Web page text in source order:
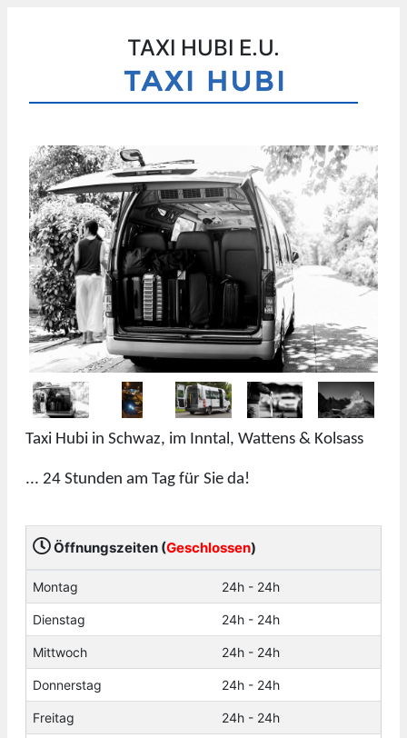
TAXI HUBI E.U.
Taxi Hubi in Schwaz, im Inntal, Wattens & Kolsass
... 24 Stunden am Tag für Sie da!
Öffnungszeiten (Geschlossen)
Montag 24h - 24h
Dienstag 24h - 24h
Mittwoch 24h - 24h
Donnerstag 24h - 24h
Freitag 24h - 24h